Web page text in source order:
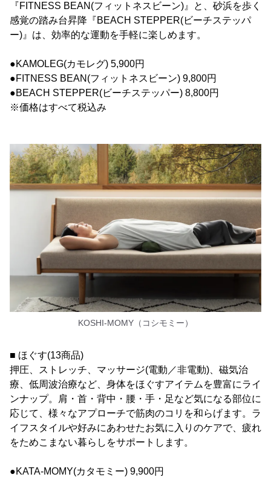
『FITNESS BEAN(フィットネスビーン)』と、砂浜を歩く
感覚の踏み台昇降『BEACH STEPPER(ビーチステッパ
ー)』は、効率的な運動を手軽に楽しめます。
●KAMOLEG(カモレグ) 5,900円
●FITNESS BEAN(フィットネスビーン) 9,800円
●BEACH STEPPER(ビーチステッパー) 8,800円
※価格はすべて税込み
KOSHI-MOMY（コシモミー）
■ ほぐす(13商品)
押圧、ストレッチ、マッサージ(電動／非電動)、磁気治
療、低周波治療など、身体をほぐすアイテムを豊富にライ
ンナップ。肩・首・背中・腰・手・足など気になる部位に
応じて、様々なアプローチで筋肉のコリを和らげます。ラ
イフスタイルや好みにあわせたお気に入りのケアで、疲れ
をためこまない暮らしをサポートします。
●KATA-MOMY(カタモミー) 9,900円